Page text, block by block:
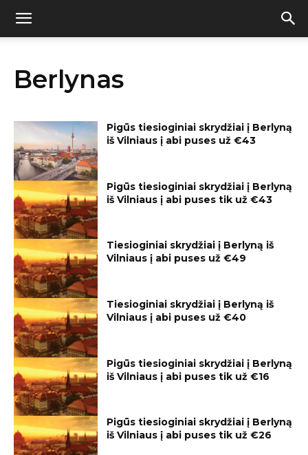
Berlynas
Pigūs tiesioginiai skrydžiai į Berlyną
iš Vilniaus į abi puses už €43
Pigūs tiesioginiai skrydžiai į Berlyną
iš Vilniaus į abi puses tik už €43
Tiesioginiai skrydžiai į Berlyną iš
Vilniaus į abi puses už €49
Tiesioginiai skrydžiai į Berlyną iš
Vilniaus į abi puses už €40
Pigūs tiesioginiai skrydžiai į Berlyną
iš Vilniaus į abi puses tik už €16
Pigūs tiesioginiai skrydžiai į Berlyną
iš Vilniaus į abi puses tik už €26